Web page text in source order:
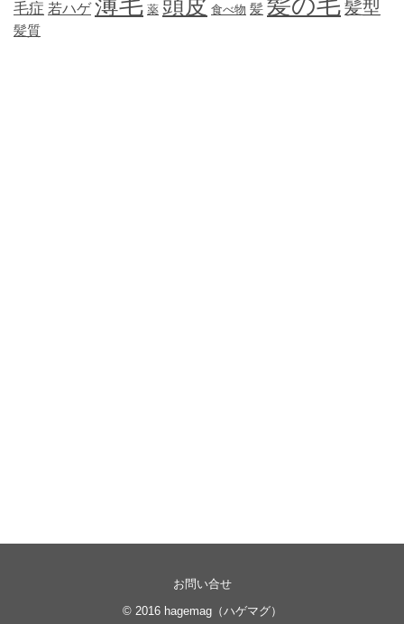
毛症 若ハゲ 薬 食べ物 髪 髪型
髪質
お問い合せ
© 2016 hagemag（ハゲマグ）